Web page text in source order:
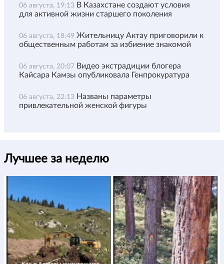
06 августа, 19:13 В Казахстане создают условия
для активной жизни старшего поколения
06 августа, 18:49 Жительницу Актау приговорили к
общественным работам за избиение знакомой
06 августа, 20:07 Видео экстрадиции блогера
Кайсара Камзы опубликовала Генпрокуратура
06 августа, 22:13 Названы параметры
привлекательной женской фигуры
Лучшее за неделю